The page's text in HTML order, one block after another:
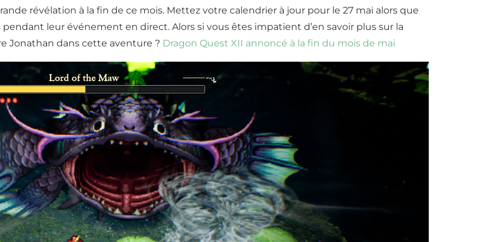
révélation à la fin de ce mois. Mettez votre calendrier à jour pour le 27 mai alors que
leur événement en direct. Alors si vous êtes impatient d’en savoir plus sur la
Jonathan dans cette aventure ? Dragon Quest XII annoncé à la fin du mois de mai